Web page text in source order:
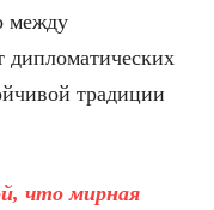
между
традиции
что мирная